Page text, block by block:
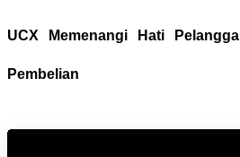
UCX Memenangi Hati
Pembelian